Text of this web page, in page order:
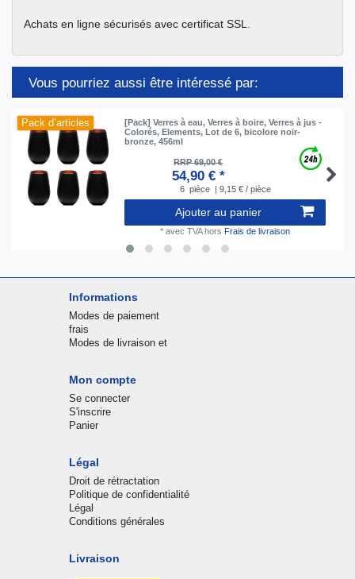
Achats en ligne sécurisés avec certificat SSL.
Vous pourriez aussi être intéressé par:
Pack d’articles
[Pack] Verres à eau, Verres à boire, Verres à jus -
Colorés, Elements, Lot de 6, bicolore noir-
bronze, 456ml
RRP 69,00 €
54,90 € *
6 pièce | 9,15 € / pièce
Ajouter au panier
* avec TVAhors Frais de livraison
Informations
Modes de paiement
frais
Modes de livraison et
Mon compte
Se connecter
S'inscrire
Panier
Légal
Droit de rétractation
Politique de confidentialité
Légal
Conditions générales
Livraison